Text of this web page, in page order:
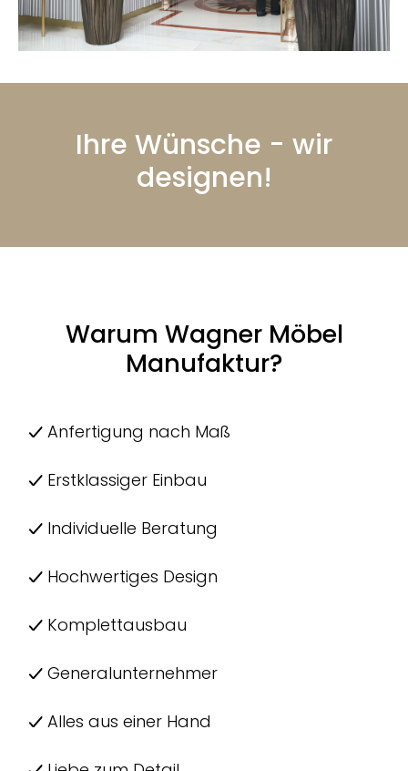
Ihre Wünsche - wir
designen!
Warum Wagner Möbel
Manufaktur?
Anfertigung nach Maß
Erstklassiger Einbau
Individuelle Beratung
Hochwertiges Design
Komplettausbau
Generalunternehmer
Alles aus einer Hand